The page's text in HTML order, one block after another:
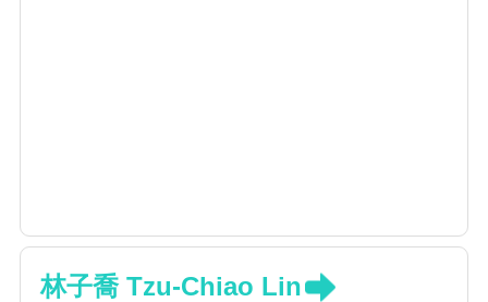
林子喬 Tzu-Chiao Lin